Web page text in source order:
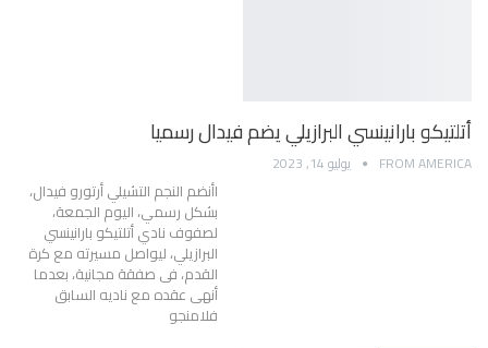
أتلتيكو بارانينسي البرازيلي يضم فيدال رسميا
FROM AMERICA يوليو 14, 2023
اأنضم النجم التشيلي أرتورو فيدال،
بشكل رسمي، اليوم الجمعة،
لصفوف نادي أتلتيكو بارانينسي
البرازيلي، ليواصل مسيرته مع كرة
القدم، فى صفقة مجانية، بعدما
أنهى عقده مع ناديه السابق
فلامنجو